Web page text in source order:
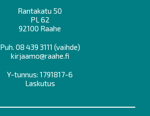
Rantakatu 50
PL 62
92100 Raahe
Puh. 08 439 3111 (vaihde)
kirjaamo@raahe.fi
Y-tunnus: 1791817-6
Laskutus